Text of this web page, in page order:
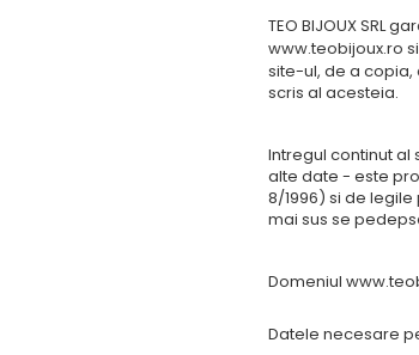
TEO BIJOUX SRL
www.teobijoux.ro
site-ul, de a
scris al acesteia.
Intregul continut
alte date - este
8/1996) si de
mai sus se
Domeniul
Datele necesare